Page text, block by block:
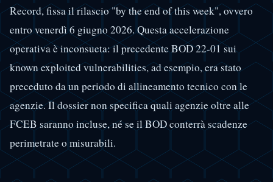
Record, fissa il rilascio "by the end of this week", ovvero
entro venerdì 6 giugno 2026. Questa accelerazione
operativa è inconsueta: il precedente BOD 22-01 sui
known exploited vulnerabilities, ad esempio, era stato
preceduto da un periodo di allineamento tecnico con le
agenzie. Il dossier non specifica quali agenzie oltre alle
FCEB saranno incluse, né se il BOD conterrà scadenze
perimetrate o misurabili.